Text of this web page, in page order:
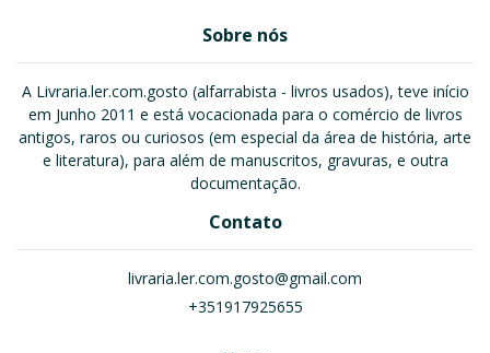
Sobre nós
A Livraria.ler.com.gosto (alfarrabista - livros usados), teve início
em Junho 2011 e está vocacionada para o comércio de livros
antigos, raros ou curiosos (em especial da área de história, arte
e literatura), para além de manuscritos, gravuras, e outra
documentação.
Contato
livraria.ler.com.gosto@gmail.com
+351917925655